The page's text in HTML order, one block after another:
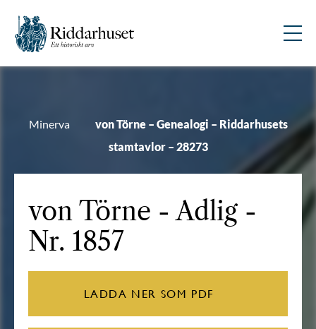
Minerva
von Törne – Genealogi – Riddarhusets
stamtavlor – 28273
von Törne - Adlig -
Nr. 1857
LADDA NER SOM PDF